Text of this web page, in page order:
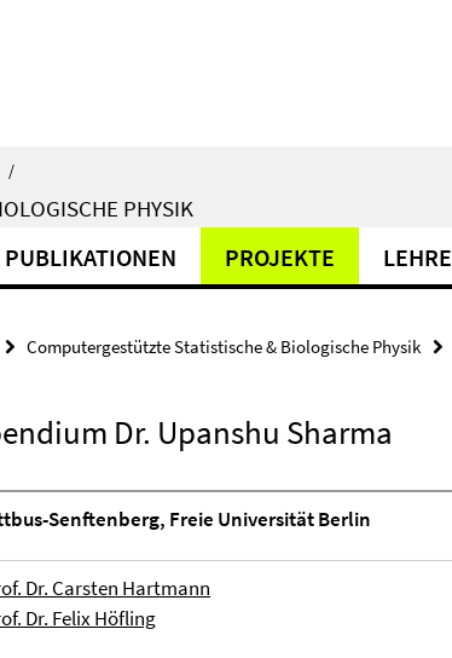
/
PHYSIK
PUBLIKATIONEN PROJEKTE LEHRE
Computergestützte Statistische & Biologische Physik
Dr. Upanshu Sharma
Senftenberg, Freie Universität Berlin
Dr. Carsten Hartmann
Dr. Felix Höfling